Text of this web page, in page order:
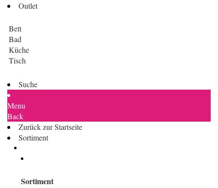
Outlet
Bett
Bad
Küche
Tisch
Suche
Menu
Back
Zurück zur Startseite
Sortiment
Sortiment